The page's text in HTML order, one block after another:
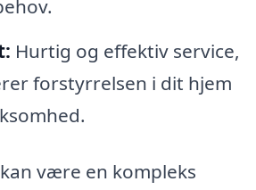
Hurtig og effektiv service,
forstyrrelsen i dit hjem
være en kompleks